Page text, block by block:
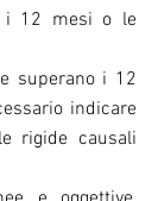
i 12 mesi o le
superano i 12
indicare
rigide causali